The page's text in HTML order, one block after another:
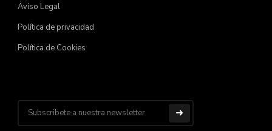
Aviso Legal
Política de privacidad
Política de Cookies